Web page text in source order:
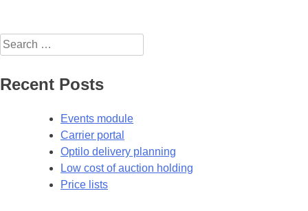
Search
for:
Recent Posts
Events module
Carrier portal
Optilo delivery planning
Low cost of auction holding
Price lists